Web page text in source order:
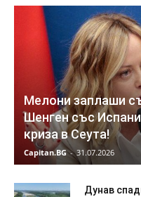
Мелони заплаши
Шенген със
криза в Сеута!
Capitan.BG - 31.07.2026
Дунав